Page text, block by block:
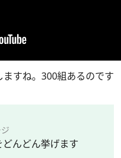
すね。300組あるのです
んどん挙げます